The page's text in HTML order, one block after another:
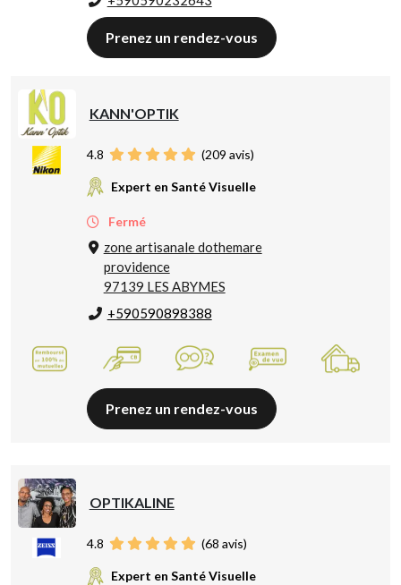
Prenez un rendez-vous
KANN'OPTIK
4.8 (209 avis)
Expert en Santé Visuelle
Fermé
zone artisanale dothemare
providence
97139 LES ABYMES
+590590898388
Prenez un rendez-vous
OPTIKALINE
4.8 (68 avis)
Expert en Santé Visuelle